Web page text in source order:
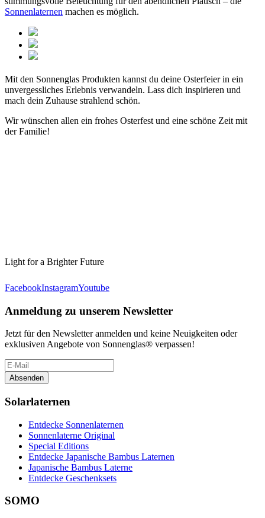
Sonnenlaternen machen es möglich.
Mit den Sonnenglas Produkten kannst du deine Osterfeier in ein
unvergessliches Erlebnis verwandeln. Lass dich inspirieren und
mach dein Zuhause strahlend schön.
Wir wünschen allen ein frohes Osterfest und eine schöne Zeit mit
der Familie!
Light for a Brighter Future
FacebookInstagramYoutube
Anmeldung zu unserem Newsletter
Jetzt für den Newsletter anmelden und keine Neuigkeiten oder
exklusiven Angebote von Sonnenglas® verpassen!
Absenden
Solarlaternen
Entdecke Sonnenlaternen
Sonnenlaterne Original
Special Editions
Entdecke Japanische Bambus Laternen
Japanische Bambus Laterne
Entdecke Geschenksets
SOMO